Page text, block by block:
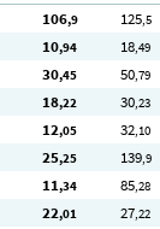
106,9 125,5
10,94 18,49
30,45 50,79
18,22 30,23
12,05 32,10
25,25 139,9
11,34 85,28
22,01 27,22